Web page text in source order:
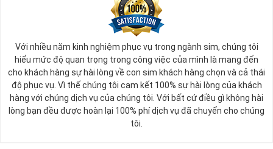
Ý nghĩa sim tứ quý 2
Theo quan niệm phong thủy
Số 2 tượng trưng cho sự cân bằng, hài hòa của âm dương và đất
trời. Sự cân bằng này giúp cho mọi việc đều thuận lợi và mang lại
nhiều may mắn trong cuộc sống và kinh doanh.
Số 2 còn biểu trưng cho lòng tốt, sự ổn định và tính hai mặt của
mọi vấn đề. Số 2 giúp cho họ có được sự lựa chọn, để đưa ra
những hướng giải quyết đúng đắn nhắt.
Với nhiều năm kinh nghiệm phục vụ trong ngành sim, chúng tôi
hiểu mức độ quan trọng trong công việc của mình là mang đến
cho khách hàng sự hài lòng về con sim khách hàng chọn và cả thái
độ phục vụ. Vì thế chúng tôi cam kết 100% sự hài lòng của khách
hàng với chúng dịch vụ của chúng tôi. Với bất cứ điều gì không hài
lòng bạn đều được hoàn lại 100% phí dịch vụ đã chuyển cho chúng
tôi.